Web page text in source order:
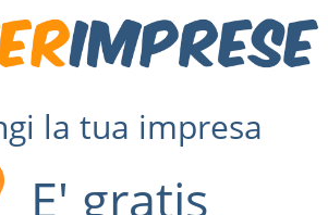
la tua impresa
E' gratis